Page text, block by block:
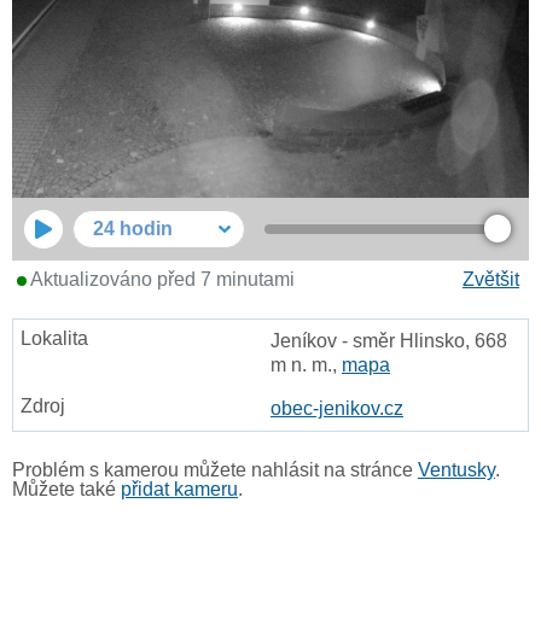
24 hodin
Zvětšit
Aktualizováno před 7 minutami
Jeníkov - směr Hlinsko, 668
m n. m., mapa
obec-jenikov.cz
Problém s kamerou můžete nahlásit na stránce Ventusky.
Můžete také přidat kameru.